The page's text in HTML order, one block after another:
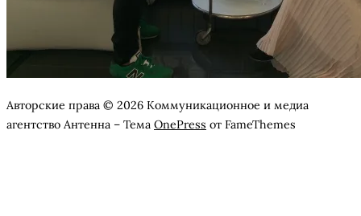
Авторские права © 2026 Коммуникационное и медиа
агентство Антенна – Тема OnePress от FameThemes